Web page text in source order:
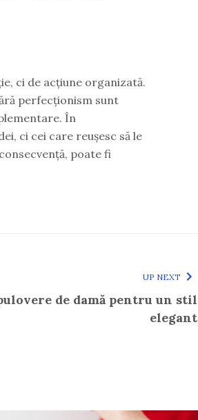
ci de acțiune organizată.
perfecționism sunt
În
ci cei care reușesc să le
poate fi
UP NEXT
de damă pentru un stil
elegant